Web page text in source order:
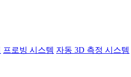
프로빙 시스템 자동 3D 측정 시스템